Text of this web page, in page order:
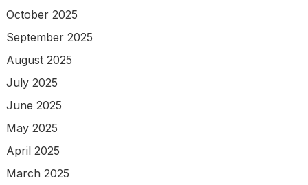
October 2025
September 2025
August 2025
July 2025
June 2025
May 2025
April 2025
March 2025